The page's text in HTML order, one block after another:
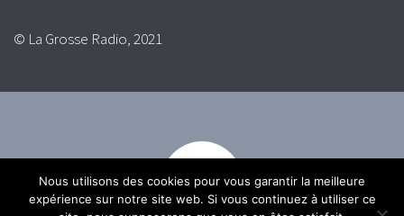
© La Grosse Radio, 2021
Nous utilisons des cookies pour vous garantir la meilleure
expérience sur notre site web. Si vous continuez à utiliser ce